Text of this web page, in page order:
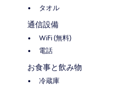
タオル
通信設備
WiFi (無料)
電話
お食事と飲み物
冷蔵庫